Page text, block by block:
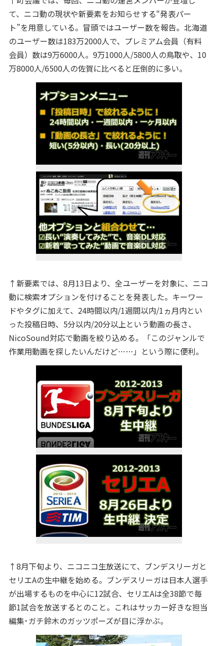
て、ニコ動の現状や新要素をお知らせする“発表パー
ト”を用意している。冒頭ではユーザー数を報告。北海道
のユーザー数は183万2000人で、プレミアム会員（有料
会員）数は9万6000人。9万1000人/5800人の鳥取や、10
万8000人/6500人の佐賀に比べると圧倒的に多い。
↑新要素では、8月13日より、全ユーザーを対象に、ニコ
動に検索オプションを付けることを発表した。キーワー
ドやタグに加えて、24時間以内/1週間以内/1ヵ月内とい
った投稿日時、5分以内/20分以上という動画の長さ、
NicoSound対応で動画を絞り込める。「このジャンルで
作業用動画を探したいんだけど……」という際に便利。
↑8月下旬より、ニコニコ生放送にて、ブンデスリーガと
セリエAの生中継を始める。ブンデスリーガは日本人選手
が出場するものを中心に12試合、セリエAは全38節で毎
節1試合を放送するとのこと。これはサッカー好きな担当
編集･ガチ鈴木のガッツポーズが目に浮かぶ。